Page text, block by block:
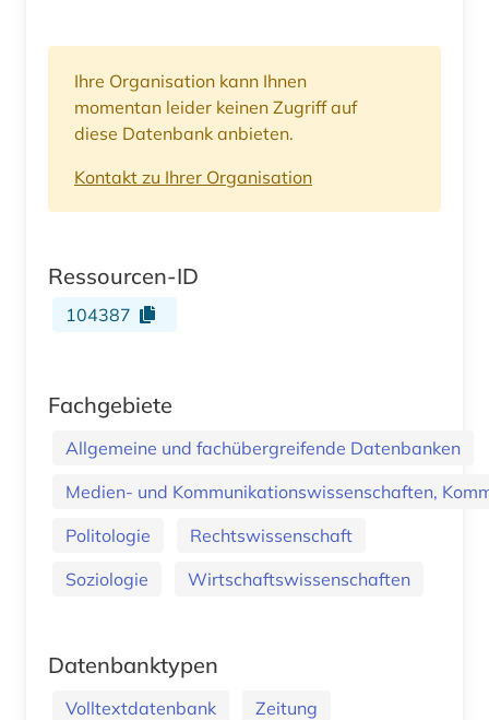
Ihre Organisation kann Ihnen
momentan leider keinen Zugriff auf
diese Datenbank anbieten.
Kontakt zu Ihrer Organisation
Ressourcen-ID
104387
Fachgebiete
Allgemeine und fachübergreifende Datenbanken
Medien- und Kommunikationswissenschaften,
Politologie
Rechtswissenschaft
Soziologie
Wirtschaftswissenschaften
Datenbanktypen
Volltextdatenbank Zeitung